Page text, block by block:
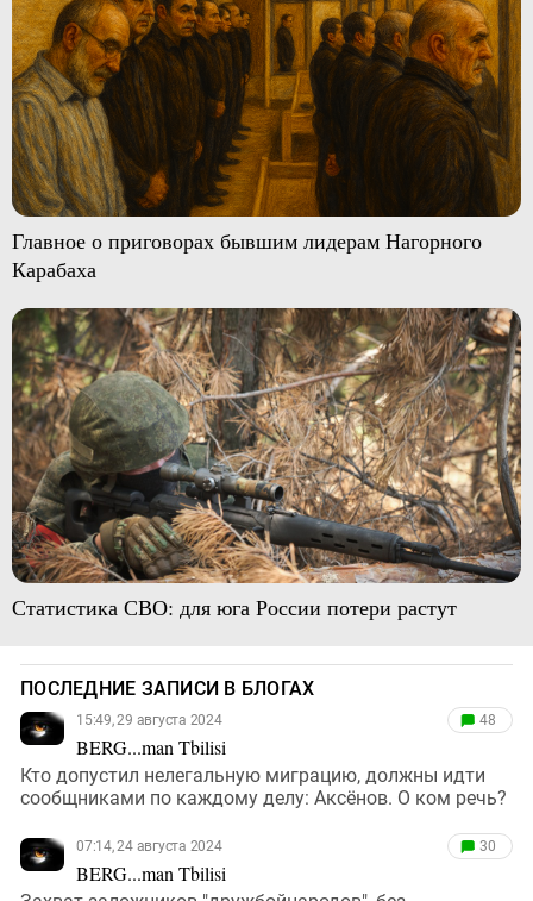
Главное о приговорах бывшим лидерам Нагорного
Карабаха
Статистика СВО: для юга России потери растут
ПОСЛЕДНИЕ ЗАПИСИ В БЛОГАХ
15:49, 29 августа 2024
BERG...man Tbilisi
48
Кто допустил нелегальную миграцию, должны идти
сообщниками по каждому делу: Аксёнов. О ком речь?
07:14, 24 августа 2024
BERG...man Tbilisi
30